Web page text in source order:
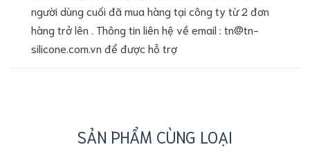
người dùng cuối đã mua hàng tại công ty từ 2 đơn
hàng trở lên . Thông tin liên hệ về email : tn@tn-
silicone.com.vn để được hỗ trợ
SẢN PHẨM CÙNG LOẠI